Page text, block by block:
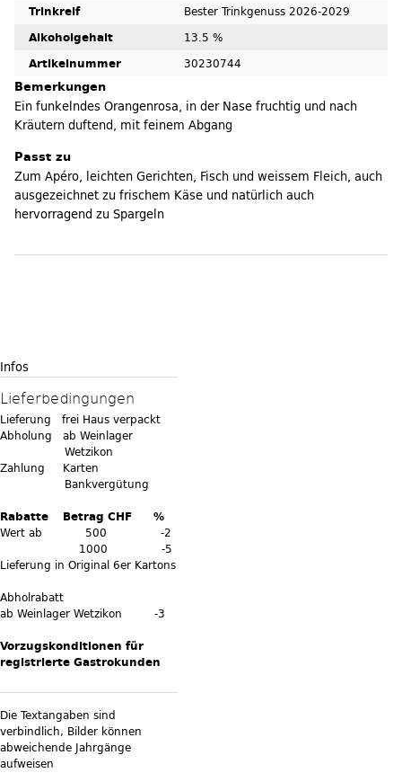
Trinkreif
Bester Trinkgenuss 2026-2029
Alkoholgehalt
13.5 %
Artikelnummer
30230744
Bemerkungen
Ein funkelndes Orangenrosa, in der Nase fruchtig und nach
Kräutern duftend, mit feinem Abgang
Passt zu
Zum Apéro, leichten Gerichten, Fisch und weissem Fleich, auch
ausgezeichnet zu frischem Käse und natürlich auch
hervorragend zu Spargeln
Infos
Lieferbedingungen
Lieferung frei Haus verpackt
Abholung ab Weinlager
Wetzikon
Zahlung Karten
Bankvergütung
Rabatte Betrag CHF %
Wert ab 500 -2
1000 -5
Lieferung in Original 6er Kartons
Abholrabatt
ab Weinlager Wetzikon -3
Vorzugskonditionen für
registrierte Gastrokunden
Die Textangaben sind
verbindlich, Bilder können
abweichende Jahrgänge
aufweisen